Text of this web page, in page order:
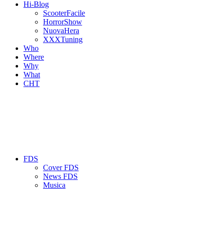
Hi-Blog
ScooterFacile
HorrorShow
NuovaHera
XXXTuning
Who
Where
Why
What
CHT
FDS
Cover FDS
News FDS
Musica